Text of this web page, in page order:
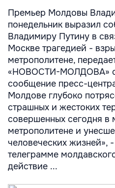
Премьер Молдовы
понедельник выразил
Владимиру Путину в
Москве трагедией -
метрополитене,
«НОВОСТИ-МОЛДОВА»
сообщение пресс-
Молдовe глубоко
страшных и жестоких
совершенных сегодня в
метрополитене и
человеческих жизней»,
телеграмме
действие ...